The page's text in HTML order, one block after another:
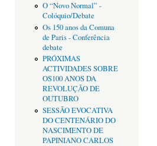
O “Novo Normal” -
Colóquio/Debate
Os 150 anos da Comuna
de Paris - Conferência
debate
PRÓXIMAS
ACTIVIDADES SOBRE
OS100 ANOS DA
REVOLUÇÃO DE
OUTUBRO
SESSÃO EVOCATIVA
DO CENTENÁRIO DO
NASCIMENTO DE
PAPINIANO CARLOS